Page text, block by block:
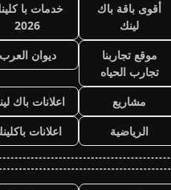
أقوى باقة باك
لينك
خدمات با
2026
موقع تجاربنا
تجارب الحياه
ديوان العرب
مشاريع
اعلانات باك
الرياضية
اعلانات